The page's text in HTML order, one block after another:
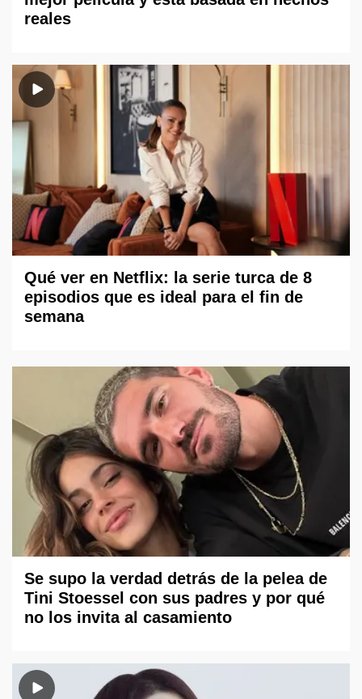
reales
Qué ver en Netflix: la serie turca de 8
episodios que es ideal para el fin de
semana
Se supo la verdad detrás de la pelea de
Tini Stoessel con sus padres y por qué
no los invita al casamiento